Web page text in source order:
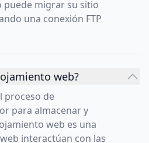
migrar su sitio
una conexión FTP
web?
proceso de
para almacenar y
web es una
interactúan con las